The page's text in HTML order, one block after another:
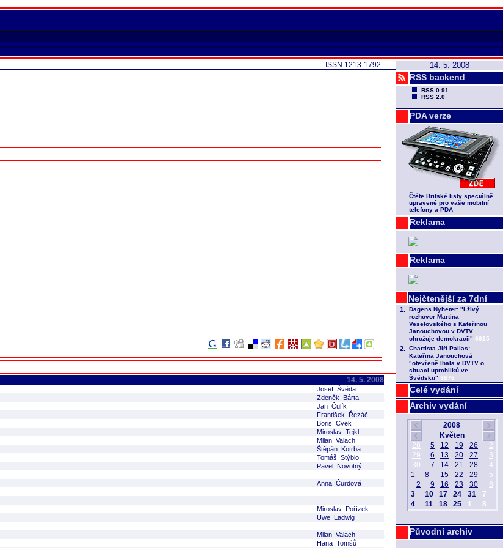
14. 5. 2008
RSS backend
RSS 0.91
RSS 2.0
PDA verze
Čtěte Britské listy speciálně
upravené pro vaše mobilní
telefony a PDA
Reklama
Reklama
Celé vydání
Archiv vydání
Původní archiv
ISSN 1213-1792
14. 5. 2008
Josef Švéda
Zdeněk Bárta
Jan Čulík
František Řezáč
Boris Cvek
Miroslav Tejkl
Milan Valach
Štěpán Kotrba
Tomáš Stýblo
Pavel Novotný
Anna Čurdová
Miroslav Pořízek
Uwe Ladwig
Milan Valach
Hana Tomšů